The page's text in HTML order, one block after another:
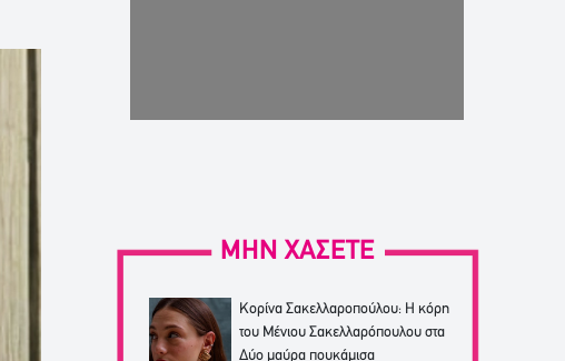
ΜΗΝ ΧΑΣΕΤΕ
Κορίνα Σακελλαροπούλου: Η κόρη
του Μένιου Σακελλαρόπουλου στα
Δύο μαύρα πουκάμισα